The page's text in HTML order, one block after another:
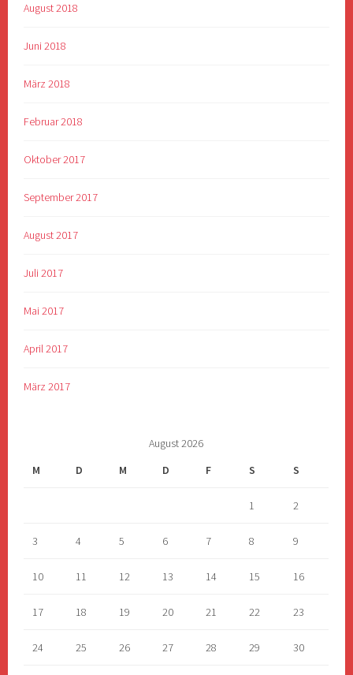
August 2018
Juni 2018
März 2018
Februar 2018
Oktober 2017
September 2017
August 2017
Juli 2017
Mai 2017
April 2017
März 2017
August 2026
M
D M D F S S
1 2
3 4 5 6 7 8 9
10 11 12 13 14 15 16
17 18 19 20 21 22 23
24 25 26 27 28 29 30